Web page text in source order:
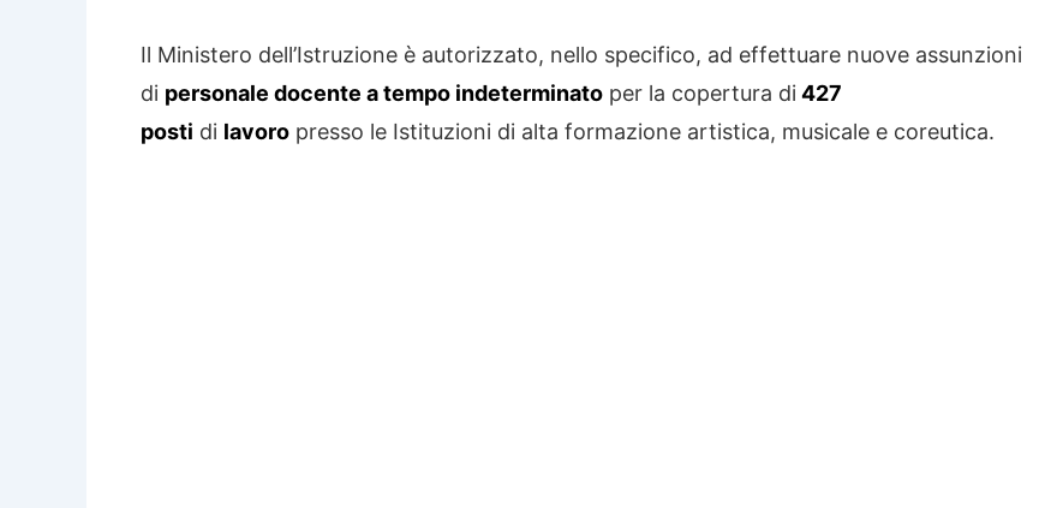
Il Ministero dell’Istruzione è autorizzato, nello specifico, ad effettuare nuove assunzioni
di personale docente a tempo indeterminato per la copertura di 427
posti di lavoro presso le Istituzioni di alta formazione artistica, musicale e coreutica.